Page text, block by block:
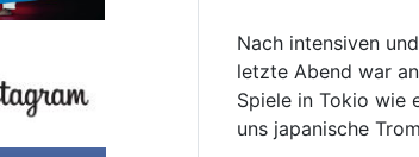
Nach intensiven
letzte Abend war
Spiele in Tokio wie
uns japanische